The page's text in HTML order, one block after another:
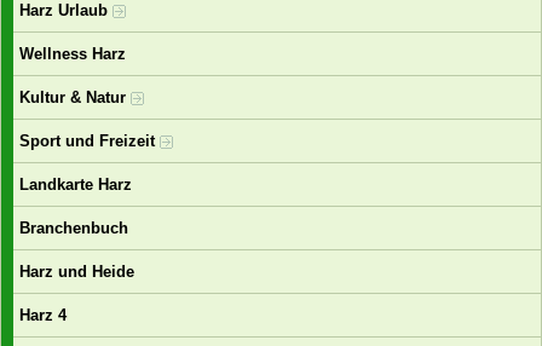
Harz Urlaub
Wellness Harz
Kultur & Natur
Sport und Freizeit
Landkarte Harz
Branchenbuch
Harz und Heide
Harz 4